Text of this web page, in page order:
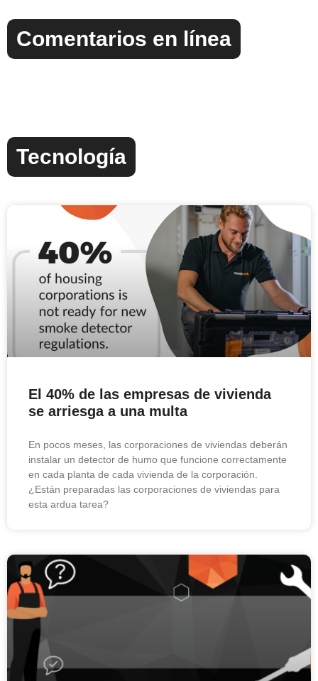
Comentarios en línea
Tecnología
El 40% de las empresas de vivienda
se arriesga a una multa
En pocos meses, las corporaciones de viviendas deberán
instalar un detector de humo que funcione correctamente
en cada planta de cada vivienda de la corporación.
¿Están preparadas las corporaciones de viviendas para
esta ardua tarea?